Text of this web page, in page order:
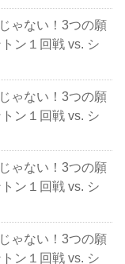
ゃない！3つの願
ン１回戦 vs. シ
ゃない！3つの願
ン１回戦 vs. シ
ゃない！3つの願
ン１回戦 vs. シ
ゃない！3つの願
ン１回戦 vs. シ